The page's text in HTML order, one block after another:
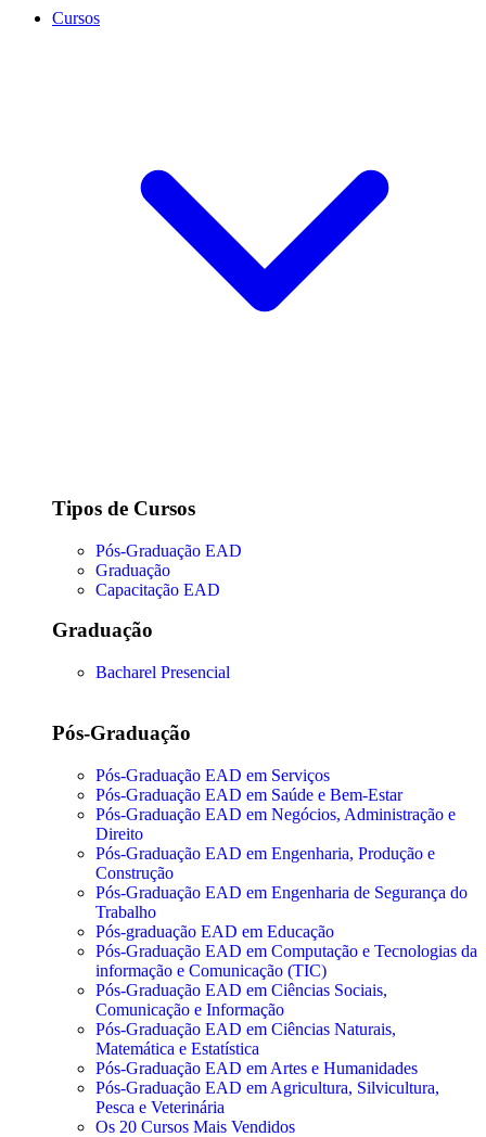
Cursos
Tipos de Cursos
Pós-Graduação EAD
Graduação
Capacitação EAD
Graduação
Bacharel Presencial
Pós-Graduação
Pós-Graduação EAD em Serviços
Pós-Graduação EAD em Saúde e Bem-Estar
Pós-Graduação EAD em Negócios, Administração e
Direito
Pós-Graduação EAD em Engenharia, Produção e
Construção
Pós-Graduação EAD em Engenharia de Segurança do
Trabalho
Pós-graduação EAD em Educação
Pós-Graduação EAD em Computação e Tecnologias da
informação e Comunicação (TIC)
Pós-Graduação EAD em Ciências Sociais,
Comunicação e Informação
Pós-Graduação EAD em Ciências Naturais,
Matemática e Estatística
Pós-Graduação EAD em Artes e Humanidades
Pós-Graduação EAD em Agricultura, Silvicultura,
Pesca e Veterinária
Os 20 Cursos Mais Vendidos